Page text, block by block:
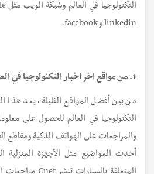
linkedin و facebook.
1. من مواقع اخر اخبار التكنولوجيا في العالم
من بين أفضل المواقع القليلة، يعد هذا
التكنولوجيا في العالم للحصول على
أحدث المواضيع مثل الأجهزة المنزلية